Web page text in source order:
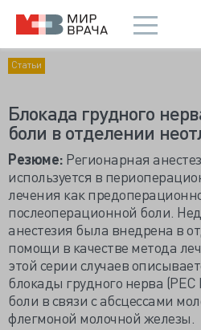
Статьи
Блокада грудного
боли в отделении
Резюме: Регионарная
используется в
лечения как
послеоперационной боли.
анестезия была внедрена в
помощи в качестве метода
этой серии случаев
блокады грудного нерва
боли в связи с абсцессами
флегмоной молочной железы.